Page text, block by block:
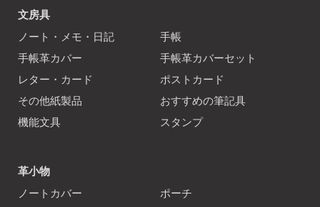
文房具
ノート・メモ・日記
手帳
手帳革カバー
手帳革カバーセット
レター・カード
ポストカード
その他紙製品
おすすめの筆記具
機能文具
スタンプ
革小物
ノートカバー
ポーチ